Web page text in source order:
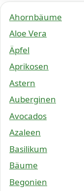
Ahornbäume
Aloe Vera
Äpfel
Aprikosen
Astern
Auberginen
Avocados
Azaleen
Basilikum
Bäume
Begonien